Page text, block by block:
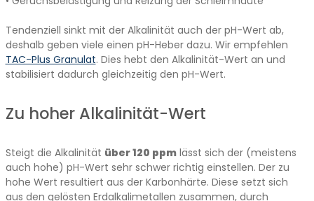
Tendenziell sinkt mit der Alkalinität auch der pH-Wert ab,
deshalb geben viele einen pH-Heber dazu. Wir empfehlen
TAC-Plus Granulat. Dies hebt den Alkalinität-Wert an und
stabilisiert dadurch gleichzeitig den pH-Wert.
Zu hoher Alkalinität-Wert
Steigt die Alkalinität über 120 ppmlässt sich der (meistens
auch hohe) pH-Wert sehr schwer richtig einstellen. Der zu
hohe Wert resultiert aus der Karbonhärte. Diese setzt sich
aus den gelösten Erdalkalimetallen zusammen, durch